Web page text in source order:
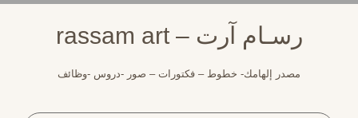
رسـام آرت – rassam art
مصدر إلهامك- خطوط – فكتورات – صور -دروس -وظائف